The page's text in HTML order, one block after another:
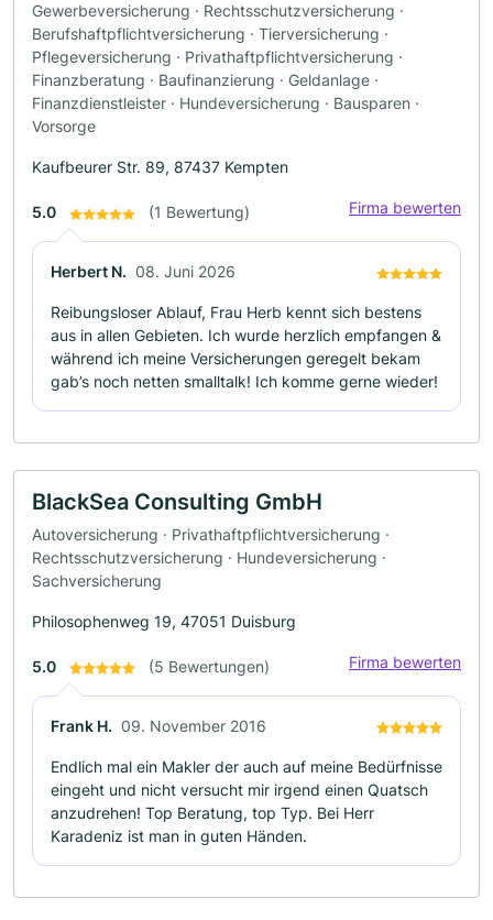
Gewerbeversicherung · Rechtsschutzversicherung ·
Berufshaftpflichtversicherung · Tierversicherung ·
Pflegeversicherung · Privathaftpflichtversicherung ·
Finanzberatung · Baufinanzierung · Geldanlage ·
Finanzdienstleister · Hundeversicherung · Bausparen ·
Vorsorge
Kaufbeurer Str. 89, 87437 Kempten
5.0 (1 Bewertung) Firma bewerten
Herbert N. 08. Juni 2026
Reibungsloser Ablauf, Frau Herb kennt sich bestens
aus in allen Gebieten. Ich wurde herzlich empfangen &
während ich meine Versicherungen geregelt bekam
gab’s noch netten smalltalk! Ich komme gerne wieder!
BlackSea Consulting GmbH
Autoversicherung · Privathaftpflichtversicherung ·
Rechtsschutzversicherung · Hundeversicherung ·
Sachversicherung
Philosophenweg 19, 47051 Duisburg
5.0 (5 Bewertungen) Firma bewerten
Frank H. 09. November 2016
Endlich mal ein Makler der auch auf meine Bedürfnisse
eingeht und nicht versucht mir irgend einen Quatsch
anzudrehen! Top Beratung, top Typ. Bei Herr
Karadeniz ist man in guten Händen.